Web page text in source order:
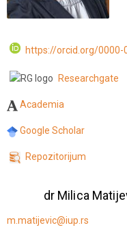
https://orcid.org/0000-
Researchgate
Academia
Google Scholar
Repozitorijum
dr Milica
m.matijevic@iup.rs